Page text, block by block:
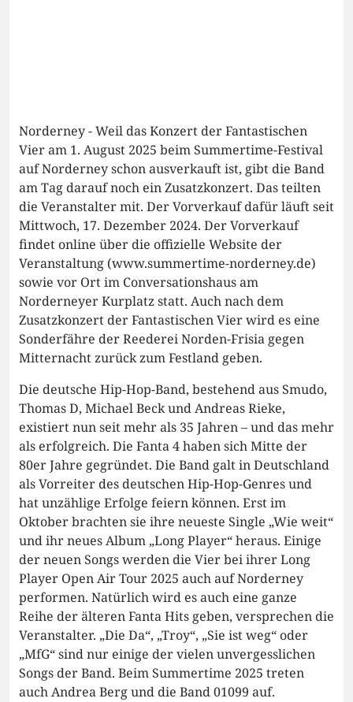
Norderney - Weil das Konzert der Fantastischen
Vier am 1. August 2025 beim Summertime-Festival
auf Norderney schon ausverkauft ist, gibt die Band
am Tag darauf noch ein Zusatzkonzert. Das teilten
die Veranstalter mit. Der Vorverkauf dafür läuft seit
Mittwoch, 17. Dezember 2024. Der Vorverkauf
findet online über die offizielle Website der
Veranstaltung (www.summertime-norderney.de)
sowie vor Ort im Conversationshaus am
Norderneyer Kurplatz statt. Auch nach dem
Zusatzkonzert der Fantastischen Vier wird es eine
Sonderfähre der Reederei Norden-Frisia gegen
Mitternacht zurück zum Festland geben.
Die deutsche Hip-Hop-Band, bestehend aus Smudo,
Thomas D, Michael Beck und Andreas Rieke,
existiert nun seit mehr als 35 Jahren – und das mehr
als erfolgreich. Die Fanta 4 haben sich Mitte der
80er Jahre gegründet. Die Band galt in Deutschland
als Vorreiter des deutschen Hip-Hop-Genres und
hat unzählige Erfolge feiern können. Erst im
Oktober brachten sie ihre neueste Single „Wie weit“
und ihr neues Album „Long Player“ heraus. Einige
der neuen Songs werden die Vier bei ihrer Long
Player Open Air Tour 2025 auch auf Norderney
performen. Natürlich wird es auch eine ganze
Reihe der älteren Fanta Hits geben, versprechen die
Veranstalter. „Die Da“, „Troy“, „Sie ist weg“ oder
„MfG“ sind nur einige der vielen unvergesslichen
Songs der Band. Beim Summertime 2025 treten
auch Andrea Berg und die Band 01099 auf.